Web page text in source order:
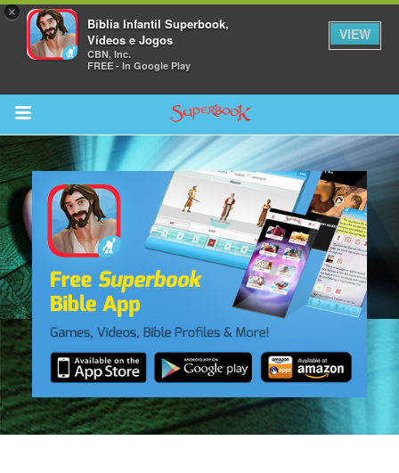
×
Bíblia Infantil Superbook,
Vídeos e Jogos
CBN, Inc.
FREE - In Google Play
VIEW
Return to Content
Bible App